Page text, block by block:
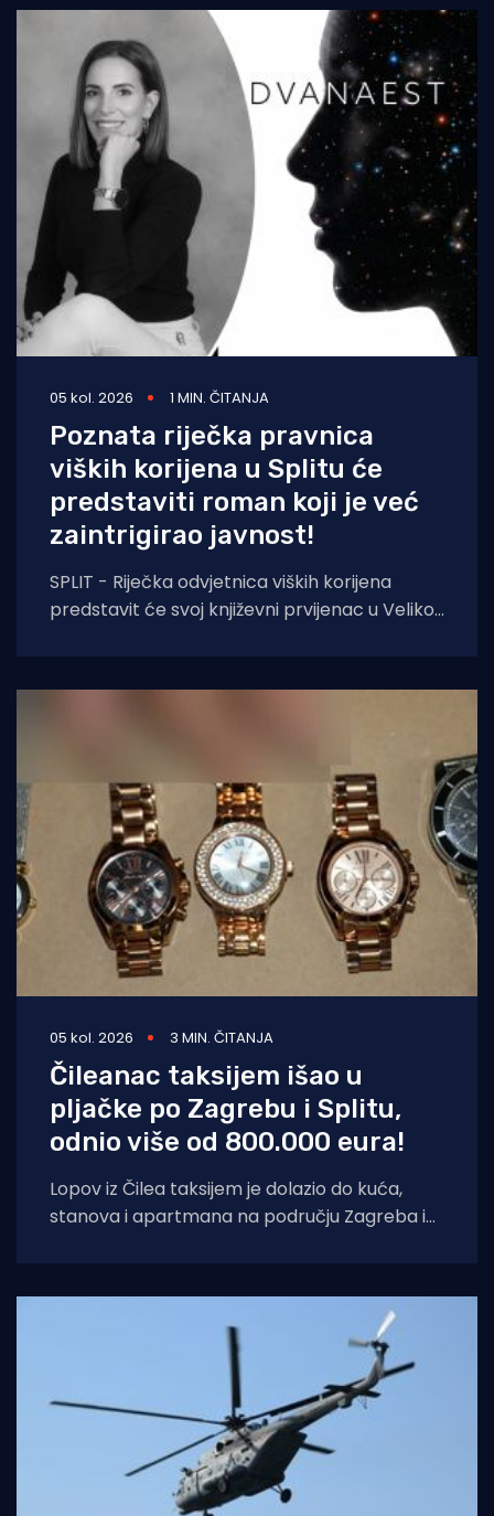
05 kol. 2026 1 MIN. ČITANJA
Poznata riječka pravnica
viških korijena u Splitu će
predstaviti roman koji je već
zaintrigirao javnost!
SPLIT - Riječka odvjetnica viških korijena
predstavit će svoj književni prvijenac u Velikoj
05 kol. 2026 3 MIN. ČITANJA
Čileanac taksijem išao u
pljačke po Zagrebu i Splitu,
odnio više od 800.000 eura!
Lopov iz Čilea taksijem je dolazio do kuća,
stanova i apartmana na području Zagreba i